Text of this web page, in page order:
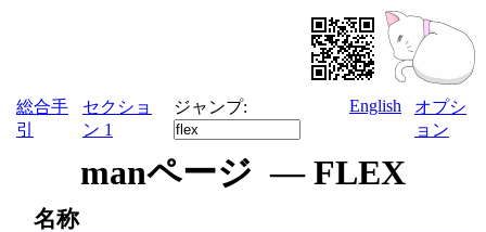
総合手
引
セクショ
ン 1
ジャンプ: English
オプシ
ョン
manページ — FLEX
名称